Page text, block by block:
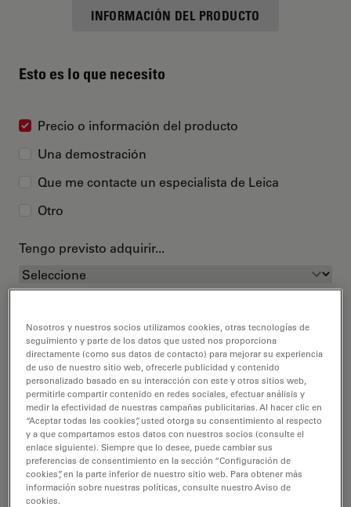
INFORMACIÓN DEL PRODUCTO
Esto es lo que necesito
Precio o información del producto
Una demostración
Que me contacte un especialista de Leica
Otro
Tengo previsto adquirir...
Este es mi perfil
Título académico opcional
Nombre
Nosotros y nuestros socios utilizamos cookies, otras tecnologías de
seguimiento y parte de los datos que usted nos proporciona
directamente (como sus datos de contacto) para mejorar su experiencia
de uso de nuestro sitio web, ofrecerle publicidad y contenido
personalizado basado en su interacción con este y otros sitios web,
permitirle compartir contenido en redes sociales, efectuar análisis y
medir la efectividad de nuestras campañas publicitarias. Al hacer clic en
“Aceptar todas las cookies”, usted otorga su consentimiento al respecto
y a que compartamos estos datos con nuestros socios (consulte el
enlace siguiente). Siempre que lo desee, puede cambiar sus
preferencias de consentimiento en la sección “Configuración de
cookies”, en la parte inferior de nuestro sitio web. Para obtener más
información sobre nuestras políticas, consulte nuestro Aviso de
cookies.